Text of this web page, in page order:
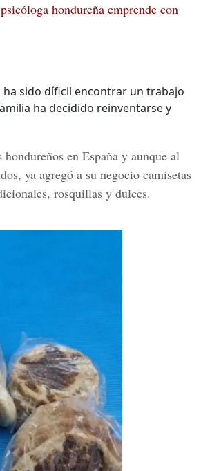
hondureña emprende con
sido díficil encontrar un trabajo
ha decidido reinventarse y
hondureños en España y aunque al
ya agregó a su negocio camisetas
rosquillas y dulces.